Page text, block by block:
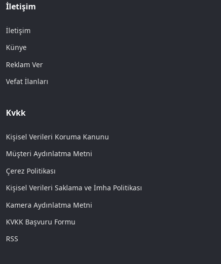
İletişim
İletişim
Künye
Reklam Ver
Vefat İlanları
Kvkk
Kişisel Verileri Koruma Kanunu
Müşteri Aydınlatma Metni
Çerez Politikası
Kişisel Verileri Saklama ve İmha Politikası
Kamera Aydınlatma Metni
KVKK Başvuru Formu
RSS